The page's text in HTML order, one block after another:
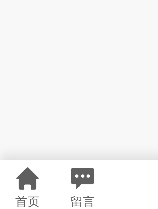
首页 留言